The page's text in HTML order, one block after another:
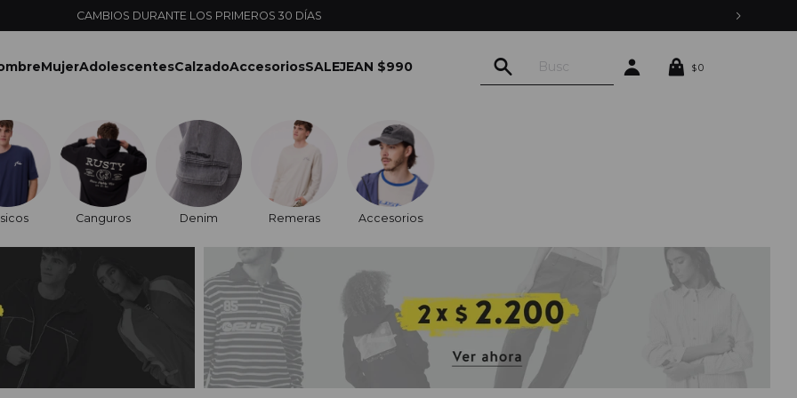
ENVÍOS EXPRESS EN MONTEVIDEO CON PEDIDOS YA
MujerAdolescentesCalzadoAccesoriosSALEJEAN $990 $0
Canguros Denim Remeras Accesorios